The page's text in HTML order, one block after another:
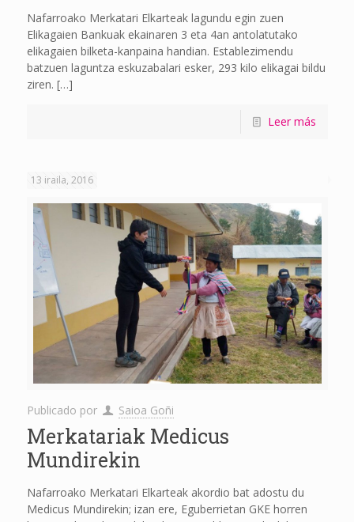
Nafarroako Merkatari Elkarteak lagundu egin zuen
Elikagaien Bankuak ekainaren 3 eta 4an antolatutako
elikagaien bilketa-kanpaina handian. Establezimendu
batzuen laguntza eskuzabalari esker, 293 kilo elikagai bildu
ziren. […]
Leer más
13 iraila, 2016
Publicado por Saioa Goñi
Merkatariak Medicus
Mundirekin
Nafarroako Merkatari Elkarteak akordio bat adostu du
Medicus Mundirekin; izan ere, Eguberrietan GKE horren